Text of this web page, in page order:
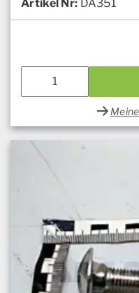
Artikel Nr: DA351